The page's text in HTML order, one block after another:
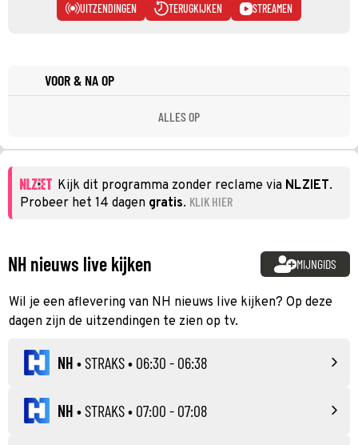
UITZENDINGEN TERUGKIJKEN STREAMEN
VOOR & NA OP
ALLES OP
Kijk dit programma zonder reclame via NLZIET.
Probeer het 14 dagen gratis. KLIK HIER
NH nieuws live kijken MIJNGIDS
Wil je een aflevering van NH nieuws live kijken? Op deze
dagen zijn de uitzendingen te zien op tv.
NH •STRAKS• 06:30 - 06:38
NH •STRAKS• 07:00 - 07:08